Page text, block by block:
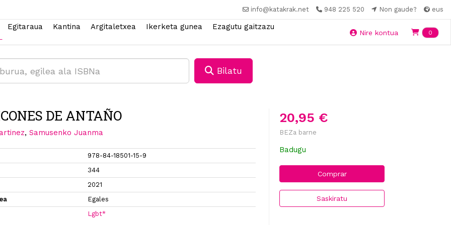
info@katakrak.net 948 225 520 Non gaude? eus
Egitaraua Kantina Argitaletxea Ikerketa gunea
Ezagutu gaitzazu
Nire kontua 0
Bilatu
20,95 €
BEZa barne
Badugu
Comprar
Saskiratu
DE ANTAÑO
,Samusenko Juanma
978-84-18501-15-9
344
2021
Egales
Lgbt*